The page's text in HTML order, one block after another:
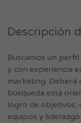
Descripción
Buscamos un
y con experiencia
marketing. Deberá
búsqueda está
logro de objetivos,
equipos y